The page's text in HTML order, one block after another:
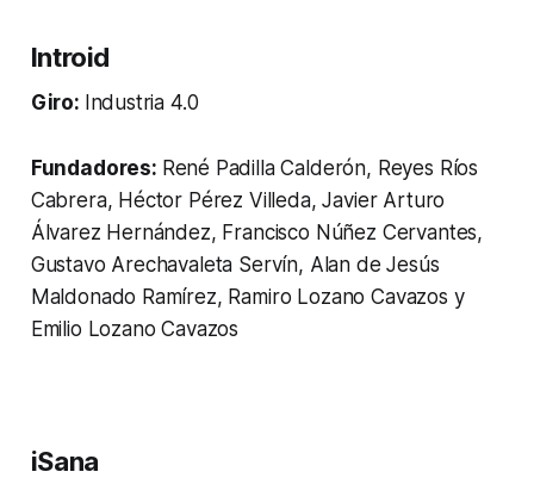
Introid
Giro: Industria 4.0
Fundadores: René Padilla Calderón, Reyes Ríos
Cabrera, Héctor Pérez Villeda, Javier Arturo
Álvarez Hernández, Francisco Núñez Cervantes,
Gustavo Arechavaleta Servín, Alan de Jesús
Maldonado Ramírez, Ramiro Lozano Cavazos y
Emilio Lozano Cavazos
iSana